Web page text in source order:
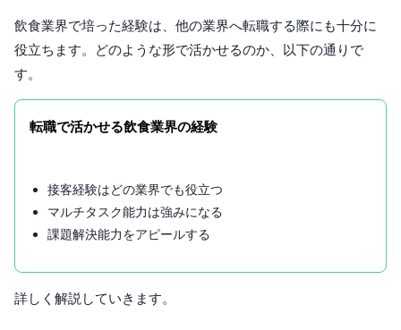
飲食業界で培った経験は、他の業界へ転職する際にも十分に
役立ちます。どのような形で活かせるのか、以下の通りで
す。
転職で活かせる飲食業界の経験
接客経験はどの業界でも役立つ
マルチタスク能力は強みになる
課題解決能力をアピールする
詳しく解説していきます。